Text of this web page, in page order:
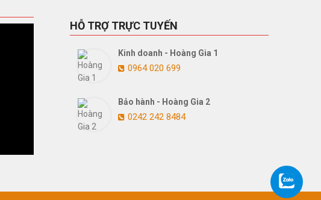
HỖ TRỢ TRỰC TUYẾN
Kinh doanh - Hoàng Gia 1
0964 020 699
Bảo hành - Hoàng Gia 2
0242 242 8484